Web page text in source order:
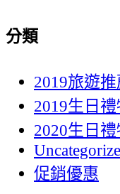
分類
2019旅遊推
2019生日
2020生日
促銷優惠